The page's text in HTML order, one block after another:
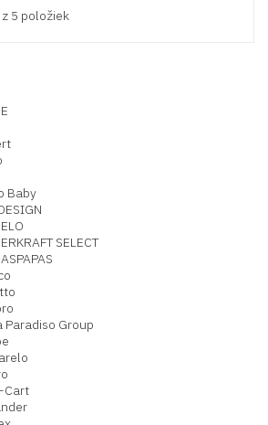
5 položiek
Baby
SELECT
Paradiso Group
Cart